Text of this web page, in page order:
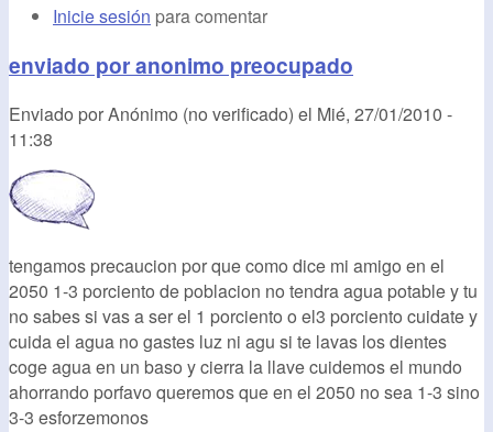
Inicie sesión para comentar
enviado por anonimo preocupado
Enviado porAnónimo (no verificado) el Mié, 27/01/2010 -
11:38
tengamos precaucion por que como dice mi amigo en el
2050 1-3 porciento de poblacion no tendra agua potable y tu
no sabes si vas a ser el 1 porciento o el3 porciento cuidate y
cuida el agua no gastes luz ni agu si te lavas los dientes
coge agua en un baso y cierra la llave cuidemos el mundo
ahorrando porfavo queremos que en el 2050 no sea 1-3 sino
3-3 esforzemonos